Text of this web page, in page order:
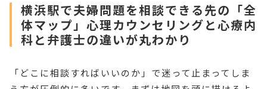
横浜駅で夫婦問題を相談できる先の「全
体マップ」心理カウンセリングと心療内
科と弁護士の違いが丸わかり
「どこに相談すればいいのか」で迷って止まってしま